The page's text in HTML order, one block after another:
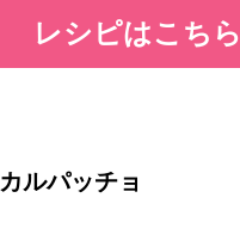
レシピはこちら
ルパッチョ